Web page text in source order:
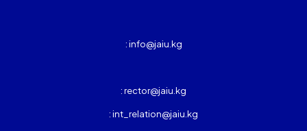
: info@jaiu.kg
: rector@jaiu.kg
: int_relation@jaiu.kg